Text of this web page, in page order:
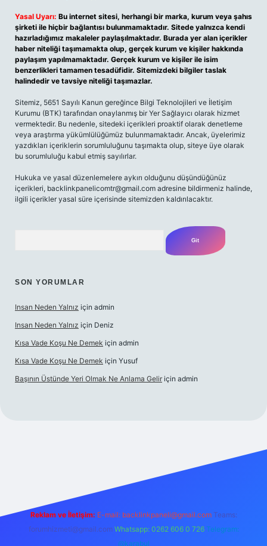
Yasal Uyarı: Bu internet sitesi, herhangi bir marka, kurum veya şahıs
şirketi ile hiçbir bağlantısı bulunmamaktadır. Sitede yalnızca kendi
hazırladığımız makaleler paylaşılmaktadır. Burada yer alan içerikler
haber niteliği taşımamakta olup, gerçek kurum ve kişiler hakkında
paylaşım yapılmamaktadır. Gerçek kurum ve kişiler ile isim
benzerlikleri tamamen tesadüfidir. Sitemizdeki bilgiler taslak
halindedir ve tavsiye niteliği taşımazlar.
Sitemiz, 5651 Sayılı Kanun gereğince Bilgi Teknolojileri ve İletişim
Kurumu (BTK) tarafından onaylanmış bir Yer Sağlayıcı olarak hizmet
vermektedir. Bu nedenle, sitedeki içerikleri proaktif olarak denetleme
veya araştırma yükümlülüğümüz bulunmamaktadır. Ancak, üyelerimiz
yazdıkları içeriklerin sorumluluğunu taşımakta olup, siteye üye olarak
bu sorumluluğu kabul etmiş sayılırlar.
Hukuka ve yasal düzenlemelere aykırı olduğunu düşündüğünüz
içerikleri, backlinkpanelicomtr@gmail.com adresine bildirmeniz halinde,
ilgili içerikler yasal süre içerisinde sitemizden kaldırılacaktır.
SON YORUMLAR
Insan Neden Yalnız için admin
Insan Neden Yalnız için Deniz
Kısa Vade Koşu Ne Demek için admin
Kısa Vade Koşu Ne Demek için Yusuf
Başının Üstünde Yeri Olmak Ne Anlama Gelir için admin
Reklam ve İletişim: E-mail: backlinkpaneli@gmail.com Teams:
forumhizmeti@gmail.com Whatsapp: 0262 606 0 726 Telegram:
@karabul